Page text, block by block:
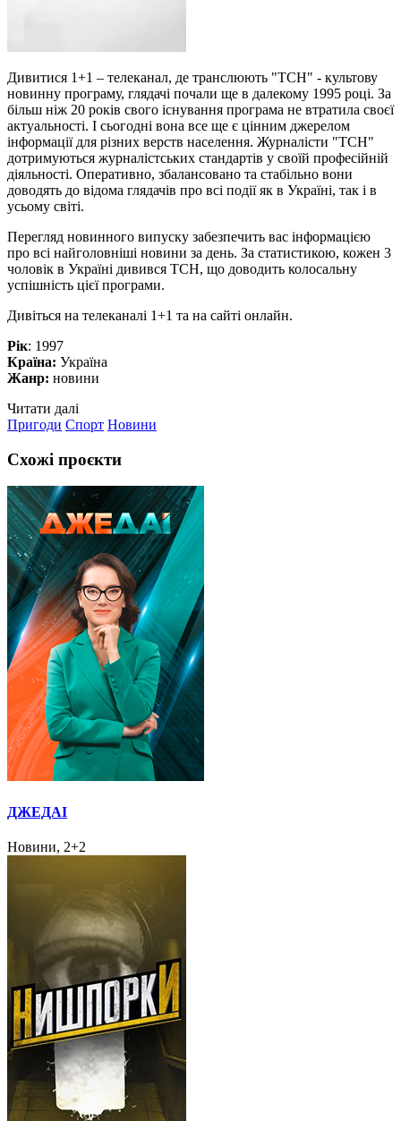
Дивитися 1+1 – телеканал, де транслюють "ТСН" - культову
новинну програму, глядачі почали ще в далекому 1995 році. За
більш ніж 20 років свого існування програма не втратила своєї
актуальності. І сьогодні вона все ще є цінним джерелом
інформації для різних верств населення. Журналісти "ТСН"
дотримуються журналістських стандартів у своїй професійній
діяльності. Оперативно, збалансовано та стабільно вони
доводять до відома глядачів про всі події як в Україні, так і в
усьому світі.
Перегляд новинного випуску забезпечить вас інформацією
про всі найголовніші новини за день. За статистикою, кожен 3
чоловік в Україні дивився ТСН, що доводить колосальну
успішність цієї програми.
Дивіться на телеканалі 1+1 та на сайті онлайн.
Рік: 1997
Країна: Україна
Жанр: новини
Читати далі
Пригоди Спорт Новини
Схожі проєкти
ДЖЕДАІ
Новини, 2+2